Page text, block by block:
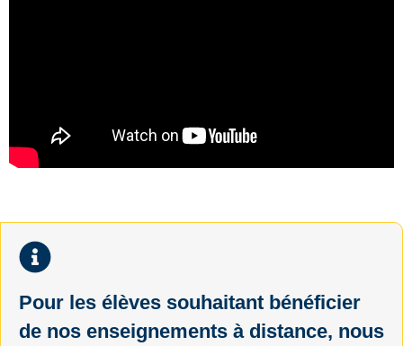
Pour les élèves souhaitant bénéficier
de nos enseignements à distance, nous